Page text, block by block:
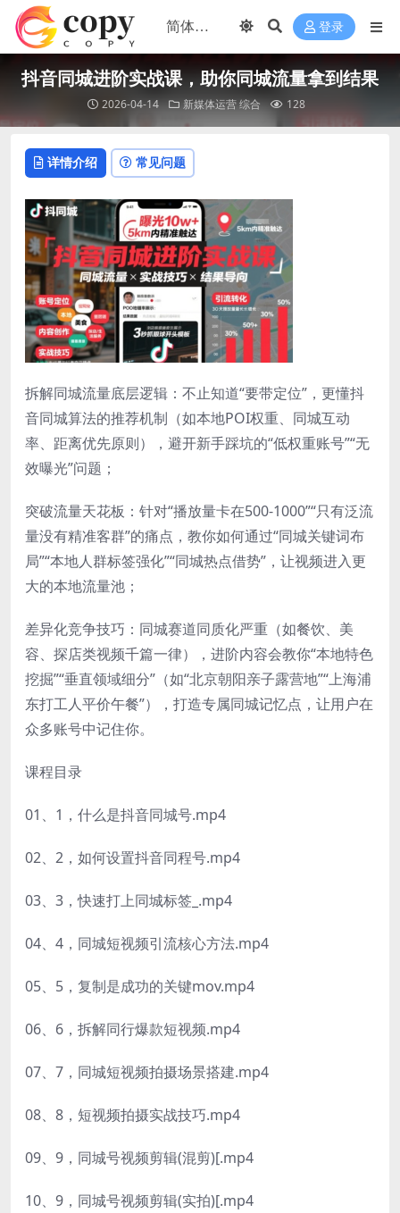
登录
抖音同城进阶实战课，助你同城流量拿到结果
2026-04-14 新媒体运营综合 128
详情介绍 常见问题
拆解同城流量底层逻辑：不止知道“要带定位”，更懂抖
音同城算法的推荐机制（如本地POI权重、同城互动
率、距离优先原则），避开新手踩坑的“低权重账号”“无
效曝光”问题；
突破流量天花板：针对“播放量卡在500-1000”“只有泛流
量没有精准客群”的痛点，教你如何通过“同城关键词布
局”“本地人群标签强化”“同城热点借势”，让视频进入更
大的本地流量池；
差异化竞争技巧：同城赛道同质化严重（如餐饮、美
容、探店类视频千篇一律），进阶内容会教你“本地特色
挖掘”“垂直领域细分”（如“北京朝阳亲子露营地”“上海浦
东打工人平价午餐”），打造专属同城记忆点，让用户在
众多账号中记住你。
课程目录
01、1，什么是抖音同城号.mp4
02、2，如何设置抖音同程号.mp4
03、3，快速打上同城标签_.mp4
04、4，同城短视频引流核心方法.mp4
05、5，复制是成功的关键mov.mp4
06、6，拆解同行爆款短视频.mp4
07、7，同城短视频拍摄场景搭建.mp4
08、8，短视频拍摄实战技巧.mp4
09、9，同城号视频剪辑(混剪)[.mp4
10、9，同城号视频剪辑(实拍)[.mp4